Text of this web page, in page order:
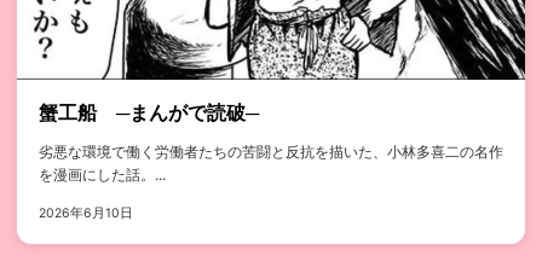
蟹工船 ─まんがで読破─
劣悪な環境で働く労働者たちの苦闘と反抗を描いた、小林多喜二の名作
を漫画にした話。...
2026年6月10日